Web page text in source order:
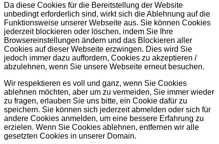
Da diese Cookies für die Bereitstellung der Website
unbedingt erforderlich sind, wirkt sich die Ablehnung auf die
Funktionsweise unserer Webseite aus. Sie können Cookies
jederzeit blockieren oder löschen, indem Sie Ihre
Browsereinstellungen ändern und das Blockieren aller
Cookies auf dieser Webseite erzwingen. Dies wird Sie
jedoch immer dazu auffordern, Cookies zu akzeptieren /
abzulehnen, wenn Sie unsere Webseite erneut besuchen.
Wir respektieren es voll und ganz, wenn Sie Cookies
ablehnen möchten, aber um zu vermeiden, Sie immer wieder
zu fragen, erlauben Sie uns bitte, ein Cookie dafür zu
speichern. Sie können sich jederzeit abmelden oder sich für
andere Cookies anmelden, um eine bessere Erfahrung zu
erzielen. Wenn Sie Cookies ablehnen, entfernen wir alle
gesetzten Cookies in unserer Domain.